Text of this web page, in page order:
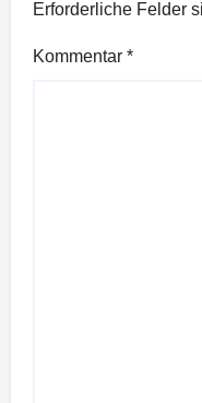
Erforderliche Felder
Kommentar *